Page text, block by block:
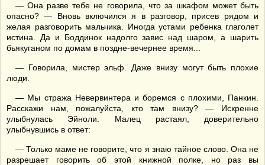
— Она разве тебе не говорила, что за шкафом может быть
опасно? — Вновь включился я в разговор, присев рядом и
желая разговорить мальчика. Иногда устами ребенка глаголет
истина. Да и Боддинок надолго завис над шаром, а шарить
бьякуганом по домам в поздне-вечернее время...
— Говорила, мистер эльф. Даже внизу могут быть плохие
люди.
— Мы стража Невервинтера и боремся с плохими, Панкин.
Расскажи нам, пожалуйста, кто там внизу? — Искренне
улыбнулась Эйноли. Малец растаял, доверительно
улыбнувшись в ответ:
— Только маме не говорите, что я знаю тайное слово. Она не
разрешает говорить об этой книжной полке, но раз вы